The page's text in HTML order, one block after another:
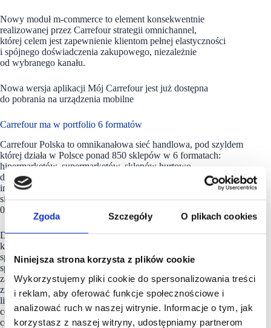
Zgoda Szczegóły O plikach cookies
Niniejsza strona korzysta z plików cookie
Wykorzystujemy pliki cookie do spersonalizowania treści
i reklam, aby oferować funkcje społecznościowe i
analizować ruch w naszej witrynie. Informacje o tym, jak
korzystasz z naszej witryny, udostępniamy partnerom
Nowy moduł m-commerce to element konsekwentnie
realizowanej przez Carrefour strategii omnichannel,
której celem jest zapewnienie klientom pełnej elastyczności
i spójnego doświadczenia zakupowego, niezależnie
od wybranego kanału.
Nowa wersja aplikacji Mój Carrefour jest już dostępna
do pobrania na urządzenia mobilne
Carrefour ma w portfolio 6 formatów
Carrefour Polska to omnikanałowa sieć handlowa, pod szyldem
której działa w Polsce ponad 850 sklepów w 6 formatach:
hipermarketów, supermarketów, sklepów hurtowo-
dyskontowych, osiedlowych i specjalistycznych oraz sklepu
internetowego. Carrefour jest w Polsce również właścicielem
sieci 20 centrów handlowych o łącznej powierzchni ponad 230
000 GLA oraz sieci 40 stacji paliw.
Dzięki multiformatowej sieci ponad 14 000 sklepów w 40
krajach,
sprzedawców żywności na świecie. W 2023 r. sieć odnotowała
sprzedaż na poziomie 94,1 miliarda euro. Grupa Carrefour
zatrudnia obecnie ponad 300 000 pracowników w sklepach
zintegrowanych, którzy pomagają uczynić markę światowym
liderem w transformacji żywności dla wszystkich, oferując
codziennie żywność wysokiej jakości, dostępną i w rozsądnej
cenie. Pod szyldamiCarrefourna całym świecie pracuje ponad